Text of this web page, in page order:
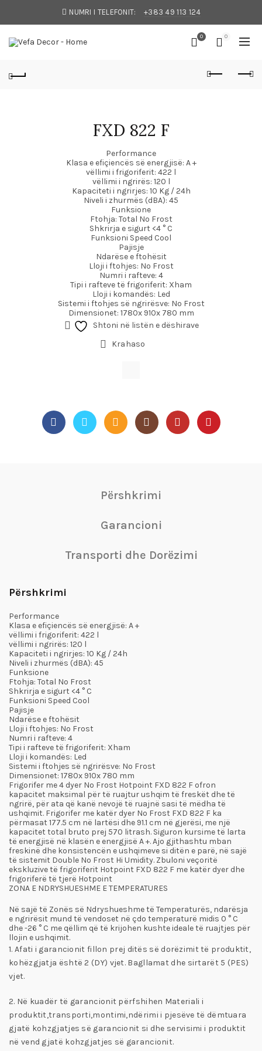
NUMRI I TELEFONIT: +383 49 113 124
0 0
FXD 822 F
Performance
Klasa e efiçiencës së energjisë: A +
vëllimi i frigoriferit: 422 l
vëllimi i ngrirës: 120 l
Kapaciteti i ngrirjes: 10 Kg / 24h
Niveli i zhurmës (dBA): 45
Funksione
Ftohja: Total No Frost
Shkrirja e sigurt <4 ° C
Funksioni Speed Cool
Pajisje
Ndarëse e ftohësit
Lloji i ftohjes: No Frost
Numri i rafteve: 4
Tipi i rafteve të frigoriferit: Xham
Lloji i komandës: Led
Sistemi i ftohjes së ngrirësve: No Frost
Dimensionet: 1780x 910x 780 mm
Shtoni në listën e dëshirave
Krahaso
Përshkrimi
Garancioni
Transporti dhe Dorëzimi
Përshkrimi
Performance
Klasa e efiçiencës së energjisë: A +
vëllimi i frigoriferit: 422 l
vëllimi i ngrirës: 120 l
Kapaciteti i ngrirjes: 10 Kg / 24h
Niveli i zhurmës (dBA): 45
Funksione
Ftohja: Total No Frost
Shkrirja e sigurt <4 ° C
Funksioni Speed Cool
Pajisje
Ndarëse e ftohësit
Lloji i ftohjes: No Frost
Numri i rafteve: 4
Tipi i rafteve të frigoriferit: Xham
Lloji i komandës: Led
Sistemi i ftohjes së ngrirësve: No Frost
Dimensionet: 1780x 910x 780 mm
Frigorifer me 4 dyer No Frost Hotpoint FXD 822 F ofron
kapacitet maksimal për të ruajtur ushqim të freskët dhe të
ngrirë, për ata që kanë nevojë të ruajnë sasi të mëdha të
ushqimit. Frigorifer me katër dyer No Frost FXD 822 F ka
përmasat 177.5 cm në lartësi dhe 91.1 cm në gjerësi, me një
kapacitet total bruto prej 570 litrash. Siguron kursime të larta
të energjisë në klasën e energjisë A +. Ajo gjithashtu mban
freskinë dhe konsistencën e ushqimeve si ditën e parë, në sajë
të sistemit Double No Frost Hi Umidity. Zbuloni veçoritë
ekskluzive të frigoriferit Hotpoint FXD 822 F me katër dyer dhe
frigoriferë të tjerë Hotpoint
ZONA E NDRYSHUESHME E TEMPERATURES
Në sajë të Zonës së Ndryshueshme të Temperaturës, ndarësja
e ngrirësit mund të vendoset në çdo temperaturë midis 0 ° C
dhe -26 ° C me qëllim që të krijohen kushte ideale të ruajtjes për
llojin e ushqimit.
1. Afati i garancionit fillon prej ditës së dorëzimit të produktit,
kohëzgjatja është 2 (DY) vjet. Bagllamat dhe sirtarët 5 (PES)
vjet.
2. Në kuadër të garancionit përfshihen Materiali i
produktit,transporti,montimi,ndërimi i pjesëve të dëmtuara
gjatë kohzgjatjes së garancionit si dhe servisimi i produktit
në vend gjatë kohzgjatjes së garancionit.